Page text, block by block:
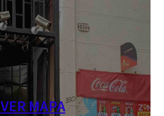
VER MAPA